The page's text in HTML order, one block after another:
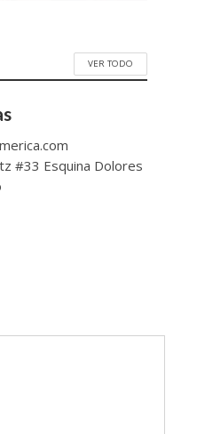
VER TODO
#33 Esquina Dolores